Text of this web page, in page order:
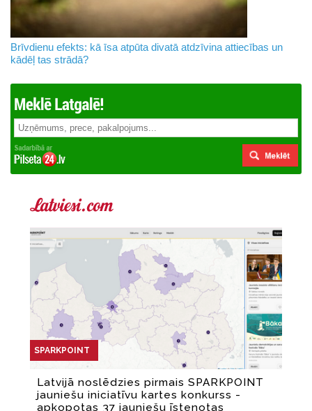
Brīvdienu efekts: kā īsa atpūta divatā atdzīvina attiecības un
kādēļ tas strādā?